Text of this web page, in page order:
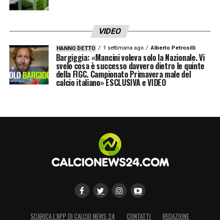
Pierotti, Stulic, Sottil. All. Di Francesco
Butez, Smolcic, Ramon,
Diego Carlos, Moreno, Perrone, Da Cunha,
Vojvoda, Paz, Rodriguez, Douvikas. All.
Fabregas
SEGUI IL LIVE DI TORINO CAGLIARI
LE FORMAZIONI UFFICIALI
3-4-1-2):
Paleari; Tameze,
Maripan, Ismajli; Pedersen, Asllani, Gineitis,
Lazaro; Vlasic; Adams, Simeone. Allenatore
VIDEO
HANNO DETTO 1 settimana ago Alberto Petrosilli
Bargiggia: «Mancini voleva solo la Nazionale. Vi
svelo cosa è successo davvero dietro le quinte
della FIGC. Campionato Primavera male del
calcio italiano» ESCLUSIVA e VIDEO
SCARICA L’APP DI CALCIO NEWS 24 CONTATTI REDAZIONE